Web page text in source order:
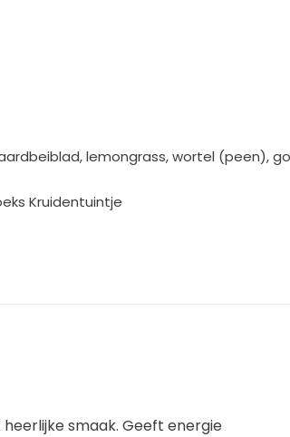
lemongrass, wortel (peen),
Kruidentuintje
smaak. Geeft energie